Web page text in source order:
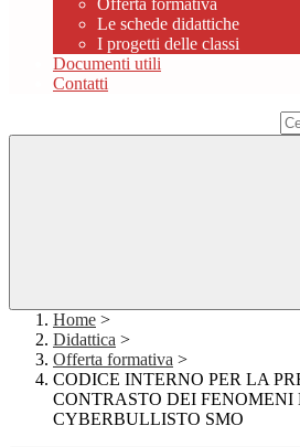
Offerta formativa
Le schede didattiche
I progetti delle classi
Documenti utili
Contatti
Home >
Didattica >
Offerta formativa >
CODICE INTERNO PER LA
CONTRASTO DEI
CYBERBULLISTO SMO